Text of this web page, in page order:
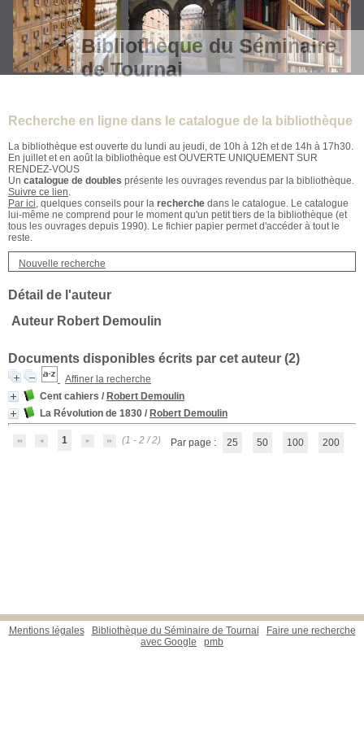
Bibliothèque du Séminaire
de Tournai
Recherche en ligne dans le catalogue de la bibliothèque
La bibliothèque est ouverte du lundi au jeudi, de 10h à 12h et de 14h à 17h30.
En juillet et en août la bibliothèque est OUVERTE UNIQUEMENT SUR
RENDEZ-VOUS
Un catalogue de doubles présente les ouvrages revendus par la bibliothèque.
Suivre ce lien.
Par ici, quelques conseils pour la recherche dans le catalogue. Le catalogue
lui-même ne comprend pour le moment qu'un petit tiers de la bibliothèque (et
tous les ouvrages depuis 1990). Le fichier papier permet d'accéder à tout le
reste.
Nouvelle recherche
Détail de l'auteur
Auteur Robert Demoulin
Documents disponibles écrits par cet auteur (2)
Affiner la recherche
Cent cahiers / Robert Demoulin
La Révolution de 1830 / Robert Demoulin
1 (1 - 2 / 2) Par page : 25 50 100 200
Mentions légales Bibliothèque du Séminaire de Tournai
Faire une recherche
avec Google
pmb